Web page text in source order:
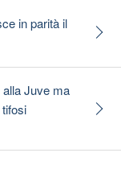
in parità il
Juve ma